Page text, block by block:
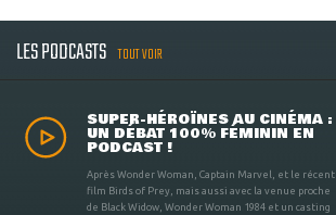
LES PODCASTS TOUT VOIR
SUPER-HÉROÏNES AU CINÉMA :
UN DÉBAT 100% FÉMININ EN
PODCAST !
Après Wonder Woman, Captain Marvel, et le récent
film Birds of Prey, mais aussi avec la venue proche
de Black Widow, Wonder Woman 1984 et un casting